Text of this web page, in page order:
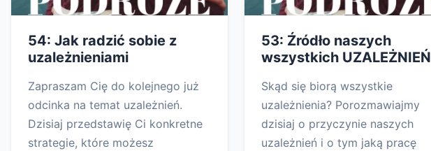
54: Jak radzić sobie z
uzależnieniami
Zapraszam Cię do kolejnego już
odcinka na temat uzależnień.
Dzisiaj przedstawię Ci konkretne
strategie, które możesz
53: Źródło naszych
wszystkich UZALEŻNIEŃ
Skąd się biorą wszystkie
uzależnienia? Porozmawiajmy
dzisiaj o przyczynie naszych
uzależnień i o tym jaką pracę